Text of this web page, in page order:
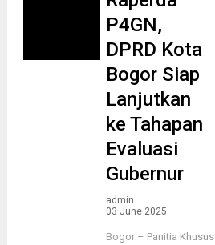
P4GN,
DPRD Kota
Bogor Siap
Lanjutkan
ke Tahapan
Evaluasi
Gubernur
admin
03 June 2025
Bogor – Panitia Khusus